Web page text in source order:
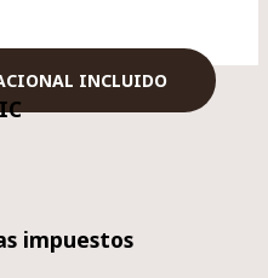
INCLUIDO
impuestos